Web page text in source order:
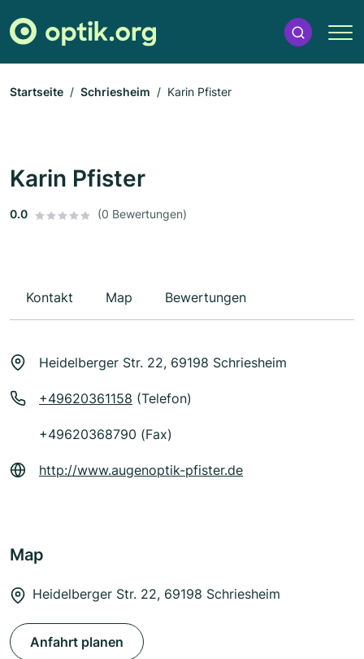
Startseite Schriesheim Karin Pfister
Karin Pfister
0.0 (0 Bewertungen)
Kontakt Map Bewertungen
Heidelberger Str. 22, 69198 Schriesheim
+49620361158 (Telefon)
+49620368790 (Fax)
http://www.augenoptik-pfister.de
Map
Heidelberger Str. 22, 69198 Schriesheim
Anfahrt planen